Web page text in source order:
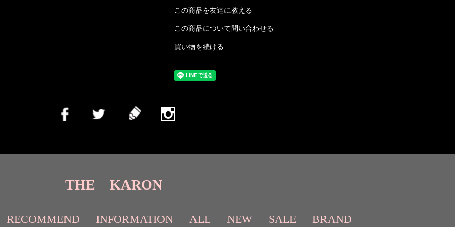
この商品を友達に教える
この商品について問い合わせる
買い物を続ける
THE KARON
RECOMMEND INFORMATION ALL NEW SALE BRAND